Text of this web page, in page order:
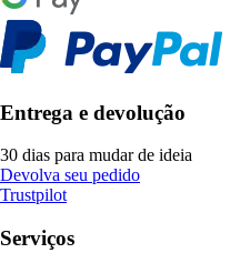
Entrega e devolução
30 dias para mudar de ideia
Devolva seu pedido
Trustpilot
Serviços